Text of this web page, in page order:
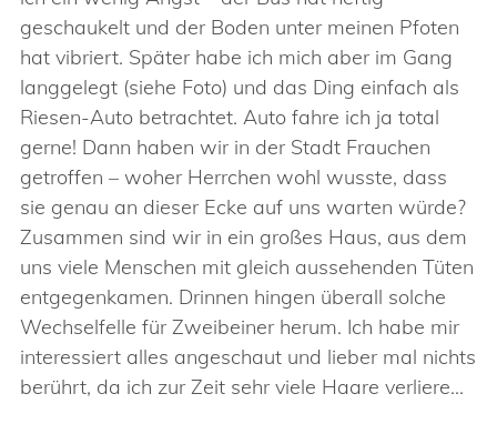
geschaukelt und der Boden unter meinen Pfoten
hat vibriert. Später habe ich mich aber im Gang
langgelegt (siehe Foto) und das Ding einfach als
Riesen-Auto betrachtet. Auto fahre ich ja total
gerne! Dann haben wir in der Stadt Frauchen
getroffen – woher Herrchen wohl wusste, dass
sie genau an dieser Ecke auf uns warten würde?
Zusammen sind wir in ein großes Haus, aus dem
uns viele Menschen mit gleich aussehenden Tüten
entgegenkamen. Drinnen hingen überall solche
Wechselfelle für Zweibeiner herum. Ich habe mir
interessiert alles angeschaut und lieber mal nichts
berührt, da ich zur Zeit sehr viele Haare verliere…